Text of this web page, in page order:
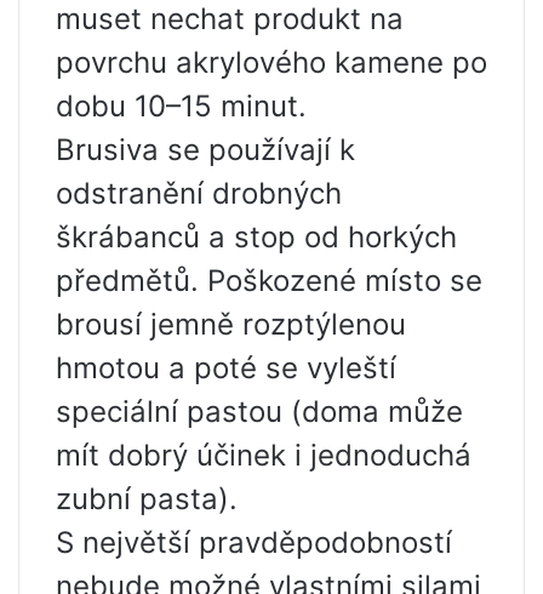
muset nechat produkt na
povrchu akrylového kamene po
dobu 10–15 minut.
Brusiva se používají k
odstranění drobných
škrábanců a stop od horkých
předmětů. Poškozené místo se
brousí jemně rozptýlenou
hmotou a poté se vyleští
speciální pastou (doma může
mít dobrý účinek i jednoduchá
zubní pasta).
S největší pravděpodobností
nebude možné vlastními silami